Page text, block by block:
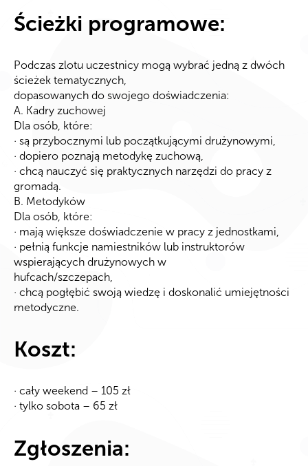
Ścieżki programowe:
Podczas zlotu uczestnicy mogą wybrać jedną z dwóch
ścieżek tematycznych,
dopasowanych do swojego doświadczenia:
A. Kadry zuchowej
Dla osób, które:
· są przybocznymi lub początkującymi drużynowymi,
· dopiero poznają metodykę zuchową,
· chcą nauczyć się praktycznych narzędzi do pracy z
gromadą.
B. Metodyków
Dla osób, które:
· mają większe doświadczenie w pracy z jednostkami,
· pełnią funkcje namiestników lub instruktorów
wspierających drużynowych w
hufcach/szczepach,
· chcą pogłębić swoją wiedzę i doskonalić umiejętności
metodyczne.
Koszt:
· cały weekend – 105 zł
· tylko sobota – 65 zł
Zgłoszenia: